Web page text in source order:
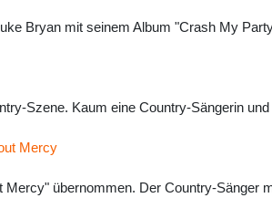
Bryan mit seinem Album "Crash My
Szene. Kaum eine Country-Sängerin
Mercy
übernommen. Der Country-Sänger